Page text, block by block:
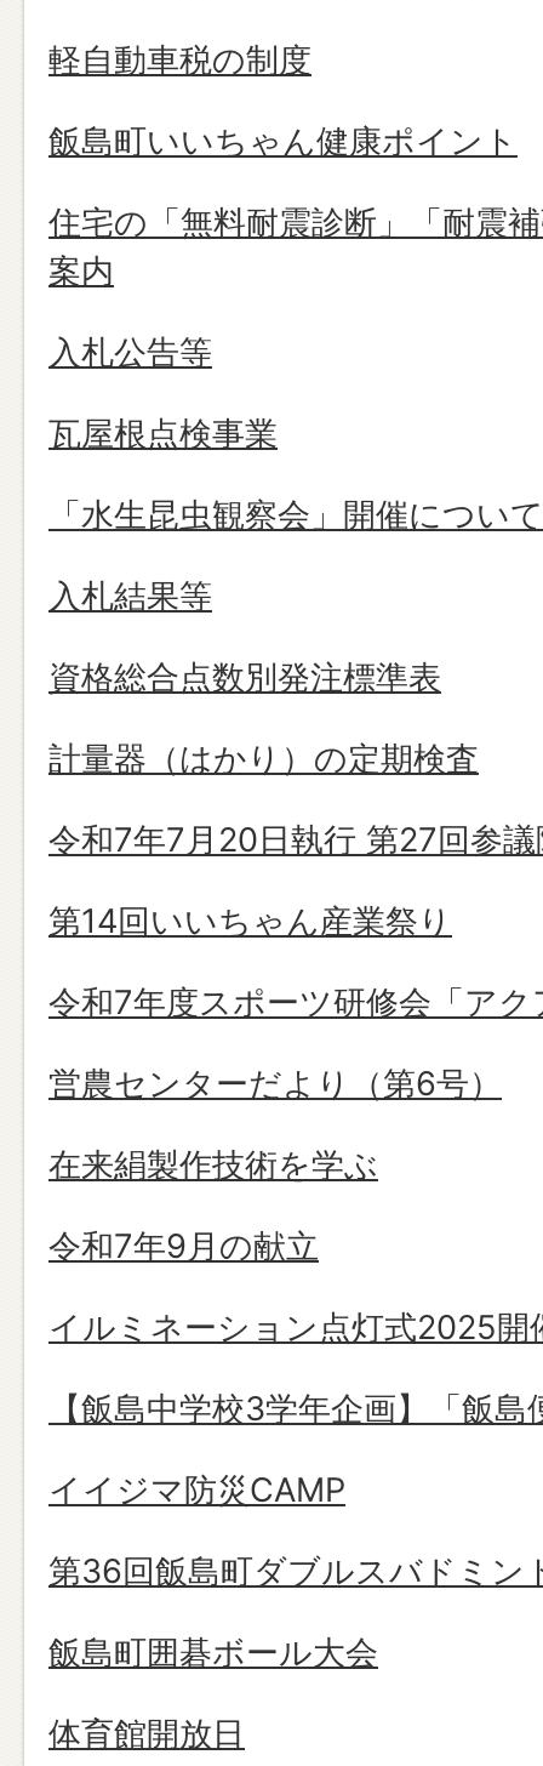
軽自動車税の制度
飯島町いいちゃん健康ポイント
住宅の「無料耐震診断」「耐震
案内
入札公告等
瓦屋根点検事業
「水生昆虫観察会」開催について
入札結果等
資格総合点数別発注標準表
計量器（はかり）の定期検査
令和7年7月20日執行 第27回参
第14回いいちゃん産業祭り
令和7年度スポーツ研修会「ア
営農センターだより（第6号）
在来絹製作技術を学ぶ
令和7年9月の献立
イルミネーション点灯式2025開
【飯島中学校3学年企画】「飯
イイジマ防災CAMP
第36回飯島町ダブルスバドミン
飯島町囲碁ボール大会
体育館開放日